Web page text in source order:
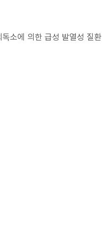
소에 의한 급성 발열성 질환